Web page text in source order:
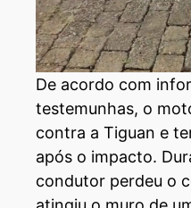
De acordo com
testemunhas, o
contra a Tiguan e
após o impacto.
condutor perdeu o